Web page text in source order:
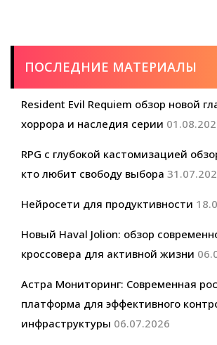
ПОСЛЕДНИЕ МАТЕРИАЛЫ
Resident Evil Requiem обзор новой
хоррора и наследия серии
RPG с глубокой кастомизацией
кто любит свободу выбора
Нейросети для продуктивности
Новый Haval Jolion: обзор
кроссовера для активной жизни
Астра Мониторинг: Современная
платформа для эффективного
инфраструктуры 06.07.2026